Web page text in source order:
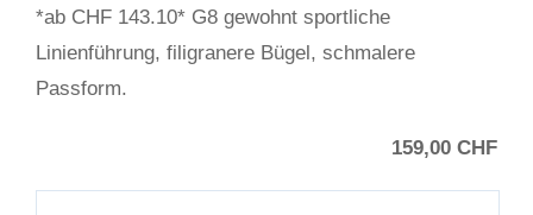
*ab CHF 143.10* G8 gewohnt sportliche
Linienführung, filigranere Bügel, schmalere
Passform.
159,00 CHF